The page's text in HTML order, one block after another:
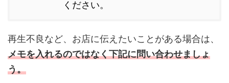
ください。
再生不良など、お店に伝えたいことがある場合は、
メモを入れるのではなく下記に問い合わせましょ
う。